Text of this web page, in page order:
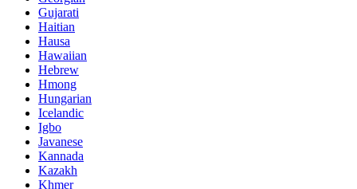
Gujarati
Haitian
Hausa
Hawaiian
Hebrew
Hmong
Hungarian
Icelandic
Igbo
Javanese
Kannada
Kazakh
Khmer